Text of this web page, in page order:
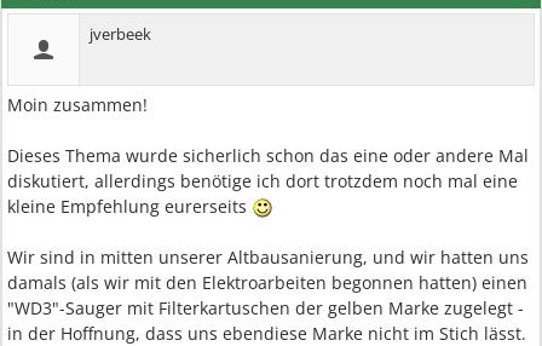
jverbeek
Moin zusammen!
Dieses Thema wurde sicherlich schon das eine oder andere Mal
diskutiert, allerdings benötige ich dort trotzdem noch mal eine
kleine Empfehlung eurerseits
Wir sind in mitten unserer Altbausanierung, und wir hatten uns
damals (als wir mit den Elektroarbeiten begonnen hatten) einen
"WD3"-Sauger mit Filterkartuschen der gelben Marke zugelegt -
in der Hoffnung, dass uns ebendiese Marke nicht im Stich lässt.